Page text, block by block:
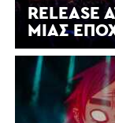
RELEASE
ΜΙΑΣ